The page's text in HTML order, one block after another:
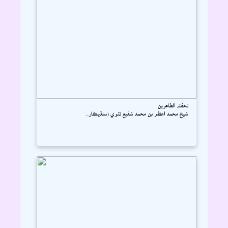
تحفتہ الطاھرين
شيخ محمد اعظم بن محمد شفيع ٺٽوي (سنڌيڪار...